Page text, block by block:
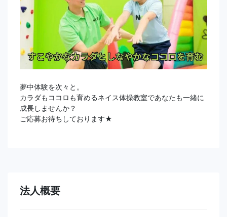
夢中体験を次々と。
カラダもココロも育めるネイス体操教室であなたも一緒に
成長しませんか？
ご応募お待ちしております★
法人概要